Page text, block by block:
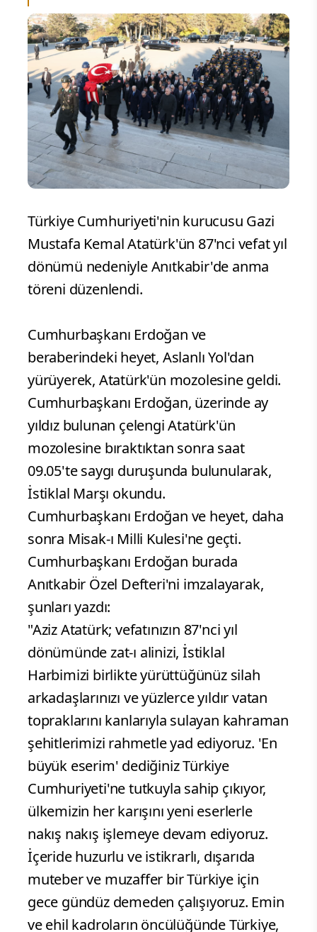
Türkiye Cumhuriyeti'nin kurucusu Gazi
Mustafa Kemal Atatürk'ün 87'nci vefat yıl
dönümü nedeniyle Anıtkabir'de anma
töreni düzenlendi.
Cumhurbaşkanı Erdoğan ve
beraberindeki heyet, Aslanlı Yol'dan
yürüyerek, Atatürk'ün mozolesine geldi.
Cumhurbaşkanı Erdoğan, üzerinde ay
yıldız bulunan çelengi Atatürk'ün
mozolesine bıraktıktan sonra saat
09.05'te saygı duruşunda bulunularak,
İstiklal Marşı okundu.
Cumhurbaşkanı Erdoğan ve heyet, daha
sonra Misak-ı Milli Kulesi'ne geçti.
Cumhurbaşkanı Erdoğan burada
Anıtkabir Özel Defteri'ni imzalayarak,
şunları yazdı:
"Aziz Atatürk; vefatınızın 87'nci yıl
dönümünde zat-ı alinizi, İstiklal
Harbimizi birlikte yürüttüğünüz silah
arkadaşlarınızı ve yüzlerce yıldır vatan
topraklarını kanlarıyla sulayan kahraman
şehitlerimizi rahmetle yad ediyoruz. 'En
büyük eserim' dediğiniz Türkiye
Cumhuriyeti'ne tutkuyla sahip çıkıyor,
ülkemizin her karışını yeni eserlerle
nakış nakış işlemeye devam ediyoruz.
İçeride huzurlu ve istikrarlı, dışarıda
muteber ve muzaffer bir Türkiye için
gece gündüz demeden çalışıyoruz. Emin
ve ehil kadroların öncülüğünde Türkiye,